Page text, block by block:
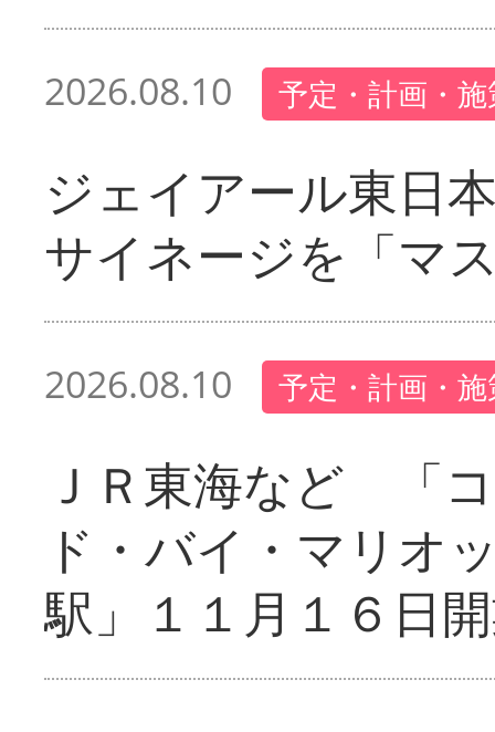
2026.08.10 予定・計画・
ジェイアール東日
サイネージを「マ
2026.08.10 予定・計画・
ＪＲ東海など 「
ド・バイ・マリオ
駅」１１月１６日